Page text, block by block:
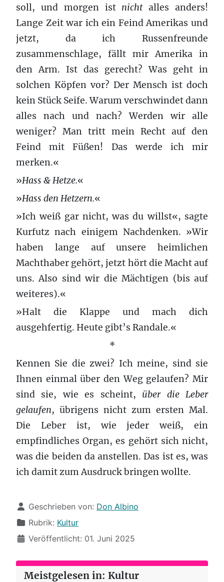
soll, und morgen ist nichtalles anders!
Lange Zeit war ich ein Feind Amerikas und
jetzt, da ich Russenfreunde
zusammenschlage, fällt mir Amerika in
den Arm. Ist das gerecht? Was geht in
solchen Köpfen vor? Der Mensch ist doch
kein Stück Seife. Warum verschwindet dann
alles nach und nach? Werden wir alle
weniger? Man tritt mein Recht auf den
Feind mit Füßen! Das werde ich mir
merken.«
»Hass & Hetze.«
»Hass den Hetzern.«
»Ich weiß gar nicht, was du willst«, sagte
Kurfutz nach einigem Nachdenken. »Wir
haben lange auf unsere heimlichen
Machthaber gehört, jetzt hört die Macht auf
uns. Also sind wir die Mächtigen (bis auf
weiteres).«
»Halt die Klappe und mach dich
ausgehfertig. Heute gibt’s Randale.«
*
Kennen Sie die zwei? Ich meine, sind sie
Ihnen einmal über den Weg gelaufen? Mir
sind sie, wie es scheint, über die Leber
gelaufen, übrigens nicht zum ersten Mal.
Die Leber ist, wie jeder weiß, ein
empfindliches Organ, es gehört sich nicht,
was die beiden da anstellen. Das ist es, was
ich damit zum Ausdruck bringen wollte.
Details
Geschrieben von: Don Albino
Rubrik: Kultur
Veröffentlicht: 01. Juni 2025
Meistgelesen in: Kultur